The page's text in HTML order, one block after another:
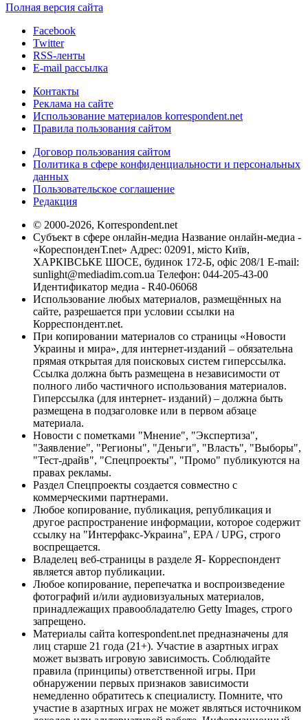
Полная версия сайта
Facebook
Twitter
RSS-ленты
E-mail рассылка
Контакты
Реклама на сайте
Использование материалов korrespondent.net
Правила пользования сайтом
Договор пользования сайтом
Политика в сфере конфиденциальности и персональных
данных
Пользовательское соглашение
Редакция
© 2000-2026, Korrespondent.net
Субъект в сфере онлайн-медиа Название онлайн-медиа -
«КореспонденТ.net» Адрес: 02091, місто Київ,
ХАРКІВСЬКЕ ШОСЕ, будинок 172-Б, офіс 208/1 E-mail:
sunlight@mediadim.com.ua Телефон: 044-205-43-00
Идентификатор медиа - R40-06068
Использование любых материалов, размещённых на
сайте, разрешается при условии ссылки на
Корреспондент.net.
При копировании материалов со страницы «Новости
Украины и мира», для интернет-изданий – обязательна
прямая открытая для поисковых систем гиперссылка.
Ссылка должна быть размещена в независимости от
полного либо частичного использования материалов.
Гиперссылка (для интернет- изданий) – должна быть
размещена в подзаголовке или в первом абзаце
материала.
Новости с пометками "Мнение", "Экспертиза",
"Заявление", "Регионы", "Деньги", "Власть", "Выборы",
"Тест-драйв", "Спецпроекты", "Промо" публикуются на
правах рекламы.
Раздел Спецпроекты создается совместно с
коммерческими партнерами.
Любое копирование, публикация, републикация и
другое распространение информации, которое содержит
ссылку на "Интерфакс-Украина", EPA / UPG, строго
воспрещается.
Владелец веб-страницы в разделе Я- Корреспондент
является автор публикации.
Любое копирование, перепечатка и воспроизведение
фотографий и/или аудиовизуальных материалов,
принадлежащих правообладателю Getty Images, строго
запрещено.
Материалы сайта korrespondent.net предназначены для
лиц старше 21 года (21+). Участие в азартных играх
может вызвать игровую зависимость. Соблюдайте
правила (принципы) ответственной игры. При
обнаружении первых признаков зависимости
немедленно обратитесь к специалисту. Помните, что
участие в азартных играх не может являться источником